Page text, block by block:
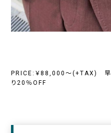
PRICE:￥88,000～(+TAX) 早
り20％OFF